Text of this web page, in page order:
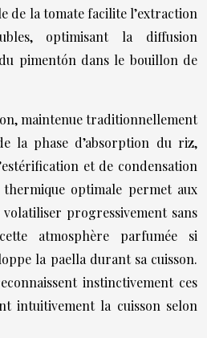
de la tomate facilite l’extraction
optimisant la diffusion
pimentón dans le bouillon de
maintenue traditionnellement
la phase d’absorption du riz,
et de condensation
optimale permet aux
volatiliser progressivement sans
atmosphère parfumée si
la paella durant sa cuisson.
instinctivement ces
intuitivement la cuisson selon